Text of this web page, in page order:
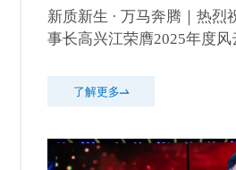
新质新生 · 万马奔腾｜热烈
事长高兴江荣膺2025年度风
了解更多